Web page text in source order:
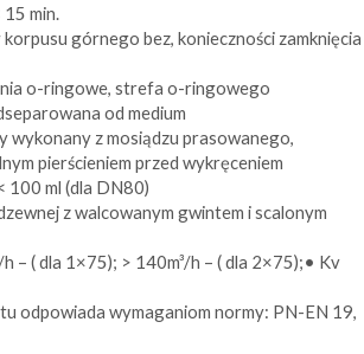
15 min.
górnego bez, konieczności zamknięcia
o-ringowe, strefa o-ringowego
od medium
wykonany z mosiądzu prasowanego,
pierścieniem przed wykręceniem
100 ml (dla DN80)
z walcowanym gwintem i scalonym
h – ( dla 1×75); > 140m³/h – ( dla 2×75);• Kv
odpowiada wymaganiom normy: PN-EN 19,